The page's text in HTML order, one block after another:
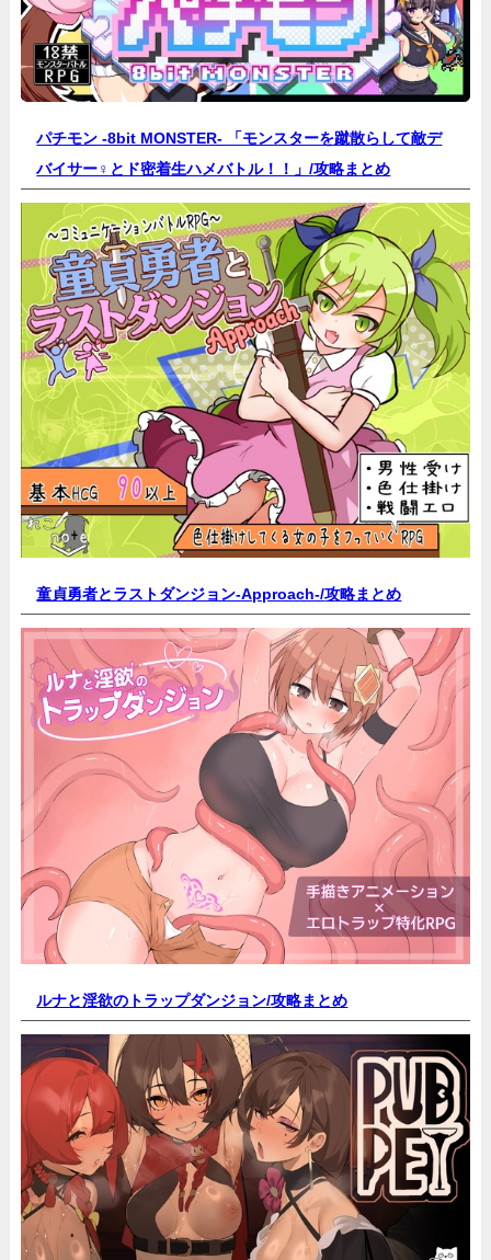
パチモン -8bit MONSTER- 「モンスターを蹴散らして敵デ
バイサー♀とド密着生ハメバトル！！」/攻略まとめ
童貞勇者とラストダンジョン-Approach-/攻略まとめ
ルナと淫欲のトラップダンジョン/攻略まとめ